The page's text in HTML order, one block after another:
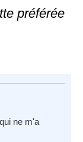
préférée
qui ne m'a